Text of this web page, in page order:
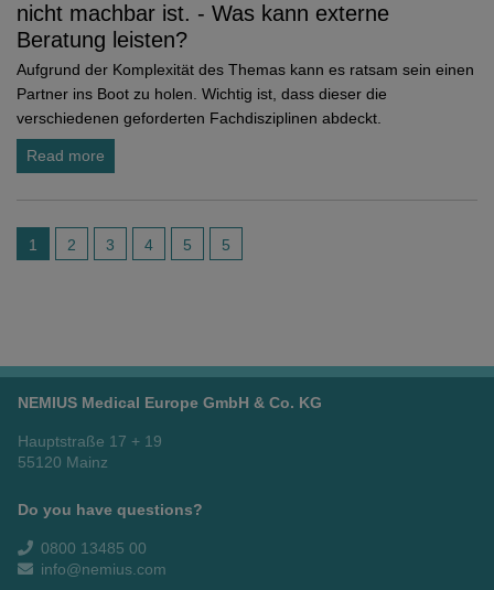
nicht machbar ist. - Was kann externe
Beratung leisten?
Aufgrund der Komplexität des Themas kann es ratsam sein einen
Partner ins Boot zu holen. Wichtig ist, dass dieser die
verschiedenen geforderten Fachdisziplinen abdeckt.
Read more
1 2 3 4 5 5
NEMIUS Medical Europe GmbH & Co. KG
Hauptstraße 17 + 19
55120 Mainz
Do you have questions?
0800 13485 00
info@nemius.com